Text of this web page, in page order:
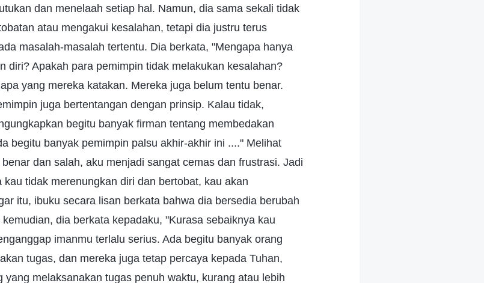
dan menelaah setiap hal. Namun, dia sama sekali tidak
atau mengakui kesalahan, tetapi dia justru terus
masalah-masalah tertentu. Dia berkata, "Mengapa hanya
diri? Apakah para pemimpin tidak melakukan kesalahan?
yang mereka katakan. Mereka juga belum tentu benar.
juga bertentangan dengan prinsip. Kalau tidak,
begitu banyak firman tentang membedakan
begitu banyak pemimpin palsu akhir-akhir ini ...." Melihat
dan salah, aku menjadi sangat cemas dan frustrasi. Jadi
tidak merenungkan diri dan bertobat, kau akan
itu, ibuku secara lisan berkata bahwa dia bersedia berubah
dia berkata kepadaku, "Kurasa sebaiknya kau
imanmu terlalu serius. Ada begitu banyak orang
tugas, dan mereka juga tetap percaya kepada Tuhan,
yang melaksanakan tugas penuh waktu, kurang atau lebih